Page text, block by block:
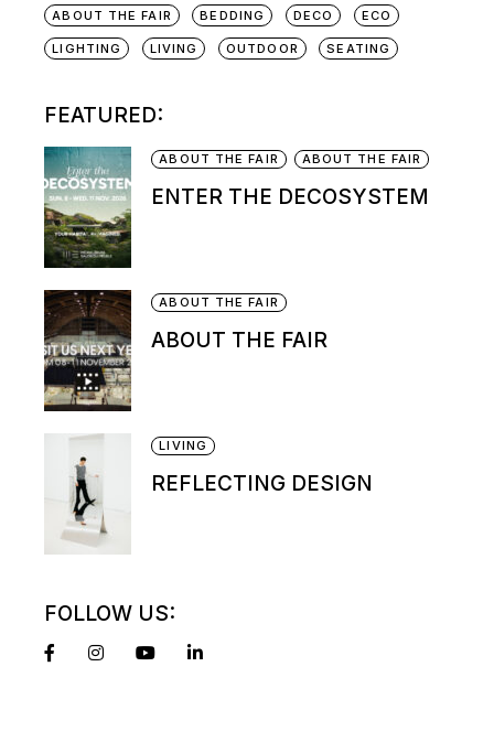
ABOUT THE FAIR BEDDING DECO ECO
LIGHTING LIVING OUTDOOR SEATING
FEATURED:
ABOUT THE FAIR ABOUT THE FAIR
ENTER THE DECOSYSTEM
ABOUT THE FAIR
ABOUT THE FAIR
LIVING
REFLECTING DESIGN
FOLLOW US: